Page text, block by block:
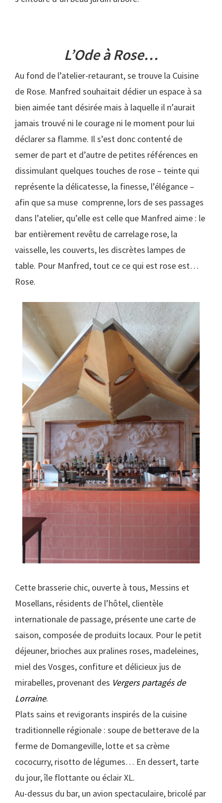
L’Ode à Rose…
Au fond de l’atelier-retaurant, se trouve la Cuisine
de Rose. Manfred souhaitait dédier un espace à sa
bien aimée tant désirée mais à laquelle il n’aurait
jamais trouvé ni le courage ni le moment pour lui
déclarer sa flamme. Il s’est donc contenté de
semer de part et d’autre de petites références en
dissimulant quelques touches de rose – teinte qui
représente la délicatesse, la finesse, l’élégance –
afin que sa muse comprenne, lors de ses passages
dans l’atelier, qu’elle est celle que Manfred aime : le
bar entièrement revêtu de carrelage rose, la
vaisselle, les couverts, les discrètes lampes de
table. Pour Manfred, tout ce ce qui est rose est…
Rose.
Cette brasserie chic, ouverte à tous, Messins et
Mosellans, résidents de l’hôtel, clientèle
internationale de passage, présente une carte de
saison, composée de produits locaux. Pour le petit
déjeuner, brioches aux pralines roses, madeleines,
miel des Vosges, confiture et délicieux jus de
mirabelles, provenant des Vergers partagés de
Lorraine.
Plats sains et revigorants inspirés de la cuisine
traditionnelle régionale : soupe de betterave de la
ferme de Domangeville, lotte et sa crème
cococurry, risotto de légumes… En dessert, tarte
du jour, île flottante ou éclair XL.
Au-dessus du bar, un avion spectaculaire, bricolé par